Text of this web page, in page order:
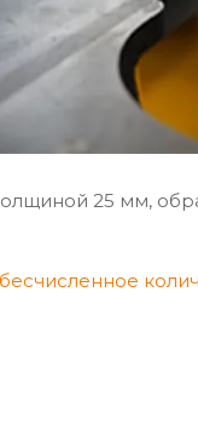
25 мм,